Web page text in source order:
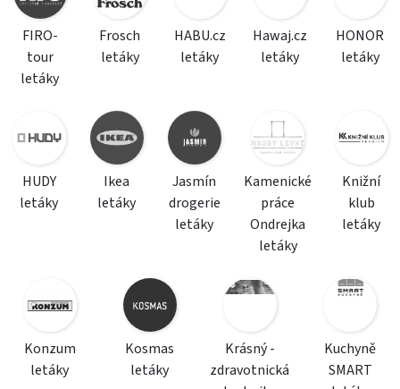
FIRO-
tour
letáky
Frosch
letáky
HABU.cz
letáky
Hawaj.cz
letáky
HONOR
letáky
HUDY
letáky
Ikea
letáky
Jasmín
drogerie
letáky
Kamenické
práce
Ondrejka
letáky
Knižní
klub
letáky
Konzum
letáky
Kosmas
letáky
Krásný -
zdravotnická
Kuchyně
SMART